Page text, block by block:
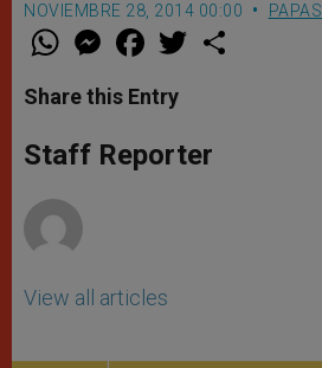
NOVIEMBRE 28, 2014 00:00 PAPAS
W
t
s
p
p
M
e
s
e
g
e
F
a
e
b
o
k
w
r
Share this Entry
Staff Reporter
View all articles